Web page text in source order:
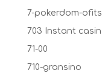
7-pokerdom-
703 Instant
71-00
710-gransino